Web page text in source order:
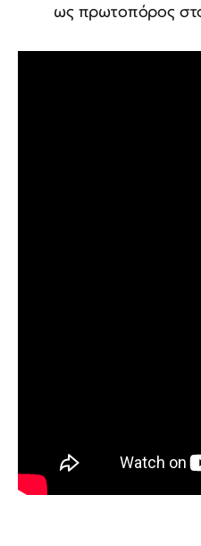
ως πρωτοπόρος